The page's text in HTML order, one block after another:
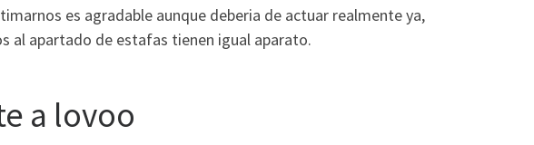
es agradable aunque deberia de actuar realmente ya,
al apartado de estafas tienen igual aparato.
a lovoo